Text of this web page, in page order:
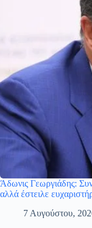
Άδωνις Γεωργιάδης:
αλλά έστειλε
7 Αυγούστου,